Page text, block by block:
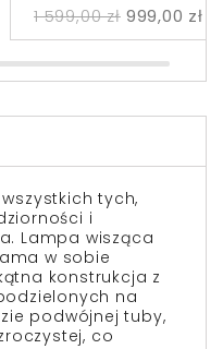
1 599,00 zł 999,00 zł
tych,
i
Lampa wisząca
w sobie
konstrukcja z
na
podwójnej tuby,
co